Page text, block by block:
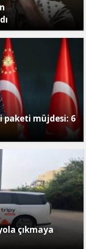
paketi müjdesi: 6
çıkmaya